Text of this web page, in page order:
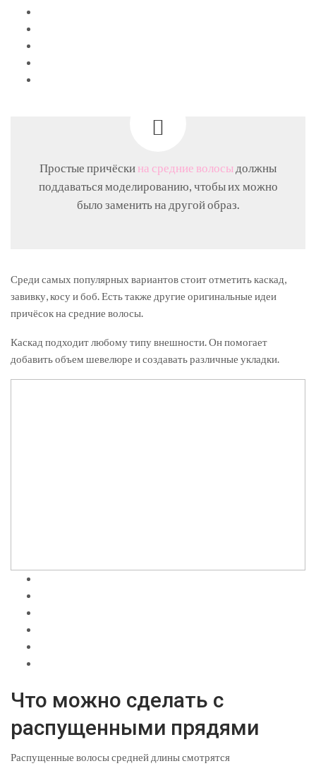
Простые причёски на средние волосыдолжны
поддаваться моделированию, чтобы их можно
было заменить на другой образ.
Среди самых популярных вариантов стоит отметить каскад,
завивку, косу и боб. Есть также другие оригинальные идеи
причёсок на средние волосы.
Каскад подходит любому типу внешности. Он помогает
добавить объем шевелюре и создавать различные укладки.
Что можно сделать с
распущенными прядями
Распущенные волосы средней длины смотрятся